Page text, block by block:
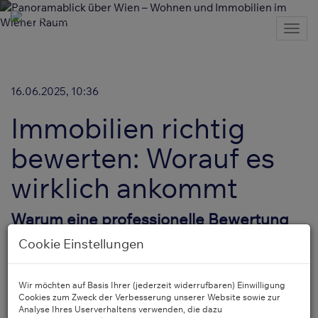
16.06.2025, 10:36
Immobilien richtig
bewerten: Worauf es
wirklich ankommt
Warum eine professionelle Bewertung
so wichtig ist
überhöhte Erwartungen potenzielle Käufer zu verlieren.
Käufer wiederum können durch eine objektive Bewertung
Cookie Einstellungen
Wir möchten auf Basis Ihrer (jederzeit widerrufbaren) Einwilligung
Cookies zum Zweck der Verbesserung unserer Website sowie zur
Analyse Ihres Userverhaltens verwenden, die dazu